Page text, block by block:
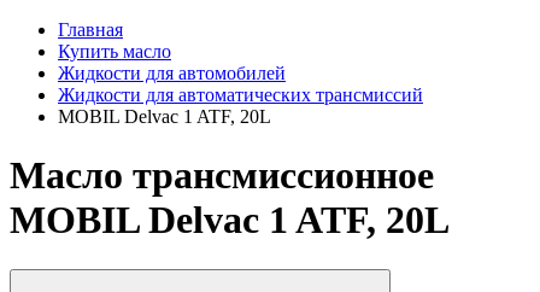
Главная
Купить масло
Жидкости для автомобилей
Жидкости для автоматических трансмиссий
MOBIL Delvac 1 ATF, 20L
Масло трансмиссионное
MOBIL Delvac 1 ATF, 20L